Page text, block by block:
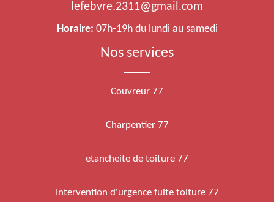
lefebvre.2311@gmail.com
Horaire: 07h-19h du lundi au samedi
Nos services
Couvreur 77
Charpentier 77
etancheite de toiture 77
Intervention d'urgence fuite toiture 77